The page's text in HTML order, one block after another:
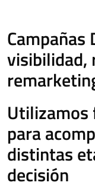
Campañas
visibilidad,
para
distintas
decisión